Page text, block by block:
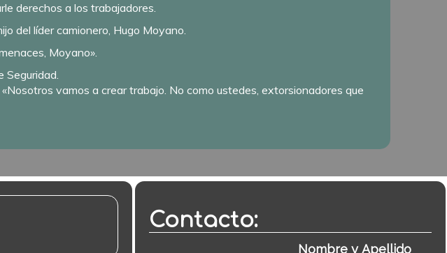
derechos a los trabajadores.
del líder camionero, Hugo Moyano.
Moyano».
Seguridad.
vamos a crear trabajo. No como ustedes, extorsionadores que
Contacto: